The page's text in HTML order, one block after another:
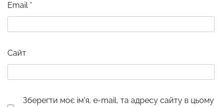
Email *
Сайт
Зберегти моє ім'я, e-mail, та адресу сайту в цьому